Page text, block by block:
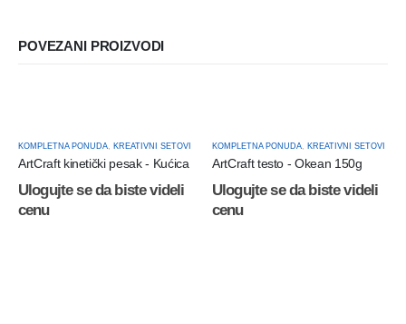
POVEZANI PROIZVODI
KOMPLETNA PONUDA, KREATIVNI SETOVI
ArtCraft kinetički pesak - Kućica
Ulogujte se da biste videli
cenu
KOMPLETNA PONUDA, KREATIVNI SETOVI
ArtCraft testo - Okean 150g
Ulogujte se da biste videli
cenu